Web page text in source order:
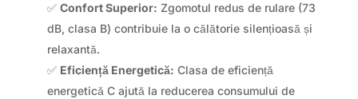
✅ Confort Superior: Zgomotul redus de rulare (73
dB, clasa B) contribuie la o călătorie silențioasă și
relaxantă.
✅ Eficiență Energetică: Clasa de eficiență
energetică C ajută la reducerea consumului de